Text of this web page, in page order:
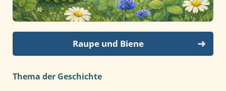
Raupe und Biene
Thema der Geschichte